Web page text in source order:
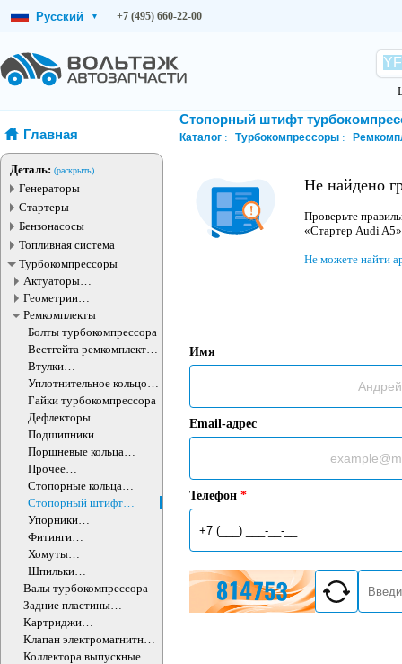
Русский ▾ +7 (495) 660-22-00
Главная
Деталь: (раскрыть)
Генераторы
Стартеры
Бензонасосы
Топливная система
Турбокомпрессоры
Актуаторы
турбокомпрессора
Геометрии
турбокомпрессора
Ремкомплекты
Болты турбокомпрессора
Вестгейта ремкомплект
(клапан)
Втулки
турбокомпрессора
Уплотнительное кольцо
турбокомпрессора
Гайки турбокомпрессора
Дефлекторы
турбокомпрессора
Подшипники
турбокомпрессора
Поршневые кольца
турбокомпрессора
Прочее
турбокомпрессора
Стопорные кольца
турбокомпрессора
Стопорный штифт
турбокомпрессора
Упорники
турбокомпрессора
Фитинги
турбокомпрессора
Хомуты
турбокомпрессора
Шпильки
турбокомпрессора
Валы турбокомпрессора
Задние пластины
турбокомпрессора
Картриджи
турбокомпрессоров
Клапан электромагнитный
турбокомпрессора
Коллектора выпускные
Стопорный штифт
Каталог Турбокомпрессоры
Не найдено
Проверьте
«Стартер Audi
Не можете найти
Имя
Email-адрес
Телефон *